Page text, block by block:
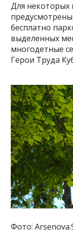
Для некоторых
бесплатно
выделенных
многодетные
Герои Труда
Фото: